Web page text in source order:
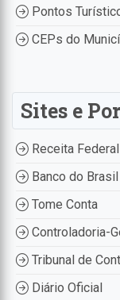
Pontos
CEPs do
Sites e
Receita Federal
Banco do Brasil
Tome Conta
Controladoria-
Tribunal de
Diário Oficial